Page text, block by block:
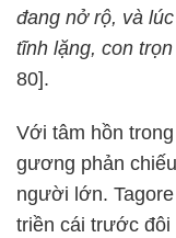
đang nở rộ, và
tĩnh lặng, con
80].
Với tâm hồn
gương phản
người lớn.
triền cái trước đôi